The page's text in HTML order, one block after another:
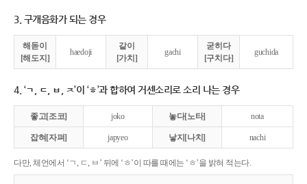
3. 구개음화가 되는 경우
해돋이
[해도지]
haedoji
같이
[가치]
gachi
굳히다
[구치다]
guchida
4. ‘ㄱ, ㄷ, ㅂ, ㅈ’이 ‘ㅎ’과 합하여 거센소리로 소리 나는 경우
좋고[조코] joko 놓다[노타] nota
잡혀[자펴] japyeo 낳지[나치] nachi
다만, 체언에서 ‘ㄱ, ㄷ, ㅂ’ 뒤에 ‘ㅎ’이 따를 때에는 ‘ㅎ’을 밝혀 적는다.